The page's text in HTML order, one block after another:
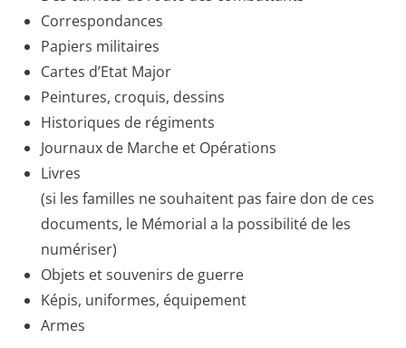
Correspondances
Papiers militaires
Cartes d’Etat Major
Peintures, croquis, dessins
Historiques de régiments
Journaux de Marche et Opérations
Livres
(si les familles ne souhaitent pas faire don de ces
documents, le Mémorial a la possibilité de les
numériser)
Objets et souvenirs de guerre
Képis, uniformes, équipement
Armes